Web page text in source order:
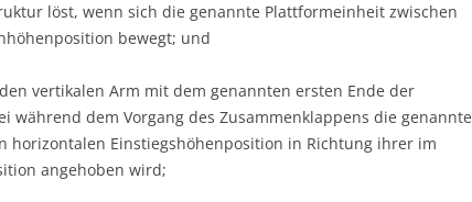
löst, wenn sich die genannte Plattformeinheit zwischen
bewegt; und
vertikalen Arm mit dem genannten ersten Ende der
während dem Vorgang des Zusammenklappens die genannte
horizontalen Einstiegshöhenposition in Richtung ihrer im
angehoben wird;